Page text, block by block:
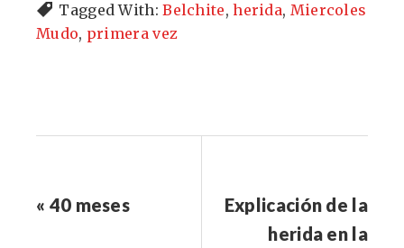
Tagged With:Belchite,herida, Miercoles
Mudo, primera vez
« 40 meses
Explicación de la
herida en la